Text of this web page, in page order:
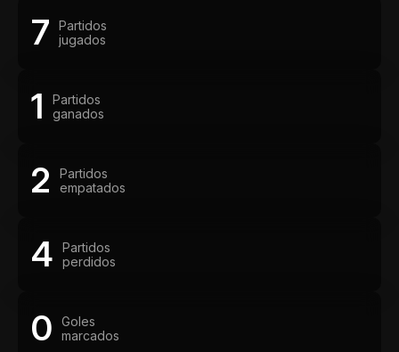
7
Partidos
jugados
1
Partidos
ganados
2
Partidos
empatados
4
Partidos
perdidos
0
Goles
marcados